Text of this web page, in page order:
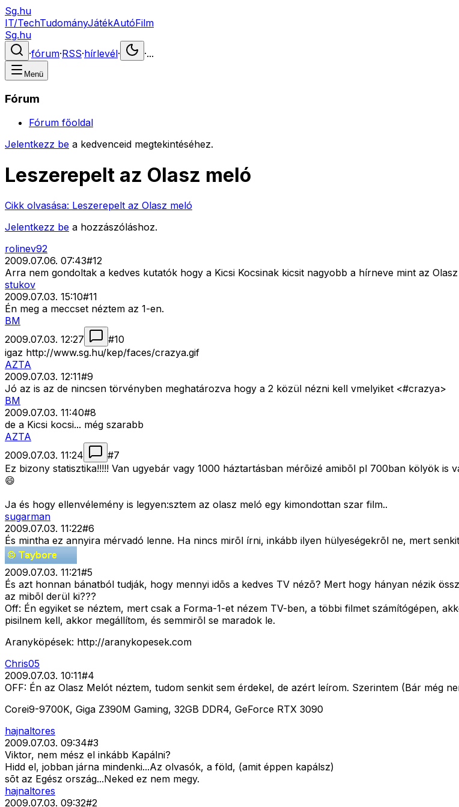
Sg.hu
IT/TechTudományJátékAutóFilm
Sg.hu
·fórum·RSS·hírlevél· ·...
Menü
Fórum
Fórum főoldal
Jelentkezz be a kedvenceid megtekintéséhez.
Leszerepelt az Olasz meló
Cikk olvasása: Leszerepelt az Olasz meló
Jelentkezz be a hozzászóláshoz.
rolinev92
2009.07.06. 07:43#12
Arra nem gondoltak a kedves kutatók hogy a Kicsi Kocsinak kicsit nagyobb a hírneve mint az
stukov
2009.07.03. 15:10#11
Én meg a meccset néztem az 1-en.
BM
2009.07.03. 12:27
#10
igaz http://www.sg.hu/kep/faces/crazya.gif
AZTA
2009.07.03. 12:11#9
Jó az is az de nincsen törvényben meghatározva hogy a 2 közül nézni kell vmelyiket <#crazya>
BM
2009.07.03. 11:40#8
de a Kicsi kocsi... még szarabb
AZTA
2009.07.03. 11:24
#7
Ez bizony statisztika!!!!! Van ugyebár vagy 1000 háztartásban mérõizé amibõl pl 700ban kölyök
😄
Ja és hogy ellenvélemény is legyen:sztem az olasz meló egy kimondottan szar film..
sugarman
2009.07.03. 11:22#6
És mintha ez annyira mérvadó lenne. Ha nincs mirõl írni, inkább ilyen hülyeségekrõl ne, mert
2009.07.03. 11:21#5
És azt honnan bánatból tudják, hogy mennyi idõs a kedves TV nézõ? Mert hogy hányan nézik
az mibõl derül ki???
Off: Én egyiket se néztem, mert csak a Forma-1-et nézem TV-ben, a többi filmet számítógépen,
pisilnem kell, akkor megállítom, és semmirõl se maradok le.
Aranyköpések: http://aranykopesek.com
Chris05
2009.07.03. 10:11#4
OFF: Én az Olasz Melót néztem, tudom senkit sem érdekel, de azért leírom. Szerintem (Bár még
Corei9-9700K, Giga Z390M Gaming, 32GB DDR4, GeForce RTX 3090
hajnaltores
2009.07.03. 09:34#3
Viktor, nem mész el inkább Kapálni?
Hidd el, jobban járna mindenki...Az olvasók, a föld, (amit éppen kapálsz)
sõt az Egész ország...Neked ez nem megy.
hajnaltores
2009.07.03. 09:32#2